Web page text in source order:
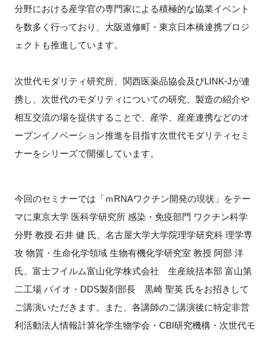
閉じる
分野における産学官の専門家による積極的な協業イベント
を数多く行っており、大阪道修町・東京日本橋連携プロジ
ェクトも推進しています。
次世代モダリティ研究所、関西医薬品協会及びLINK-Jが連
携し、次世代のモダリティについての研究、製造の紹介や
相互交流の場を提供することで、産学、産産連携などのオ
ープンイノベーション推進を目指す次世代モダリティセミ
ナーをシリーズで開催しています。
今回のセミナーでは「ｍRNAワクチン開発の現状」をテー
マに東京大学 医科学研究所 感染・免疫部門 ワクチン科学
分野 教授 石井 健 氏、名古屋大学大学院理学研究科 理学専
攻 物質・生命化学領域 生物有機化学研究室 教授 阿部 洋
氏、富士フイルム富山化学株式会社 生産統括本部 富山第
二工場 バイオ・DDS製剤部長 黒崎 聖英 氏をお招きして
ご講演いただきます。また、各講師のご講演後に特定非営
利活動法人情報計算化学生物学会・CBI研究機構・次世代モ